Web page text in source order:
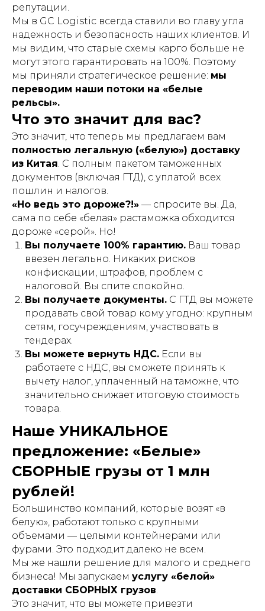
репутации.
Мы в GC Logistic всегда ставили во главу угла
надежность и безопасность наших клиентов. И
мы видим, что старые схемы карго больше не
могут этого гарантировать на 100%. Поэтому
мы приняли стратегическое решение: мы
переводим наши потоки на «белые
рельсы».
Что это значит для вас?
Это значит, что теперь мы предлагаем вам
полностью легальную («белую») доставку
из Китая. С полным пакетом таможенных
документов (включая ГТД), с уплатой всех
пошлин и налогов.
«Но ведь это дороже?!» — спросите вы. Да,
сама по себе «белая» растаможка обходится
дороже «серой». Но!
Вы получаете 100% гарантию. Ваш товар
ввезен легально. Никаких рисков
конфискации, штрафов, проблем с
налоговой. Вы спите спокойно.
Вы получаете документы. С ГТД вы можете
продавать свой товар кому угодно: крупным
сетям, госучреждениям, участвовать в
тендерах.
Вы можете вернуть НДС. Если вы
работаете с НДС, вы сможете принять к
вычету налог, уплаченный на таможне, что
значительно снижает итоговую стоимость
товара.
Наше УНИКАЛЬНОЕ
предложение: «Белые»
СБОРНЫЕ грузы от 1 млн
рублей!
Большинство компаний, которые возят «в
белую», работают только с крупными
объемами — целыми контейнерами или
фурами. Это подходит далеко не всем.
Мы же нашли решение для малого и среднего
бизнеса! Мы запускаем услугу «белой»
доставки СБОРНЫХ грузов.
Это значит, что вы можете привезти